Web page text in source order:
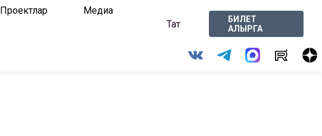
Проектлар Медиа
Тат
БИЛЕТ
АЛЫРГА